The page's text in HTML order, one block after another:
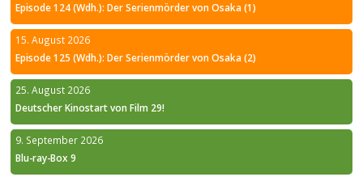
Episode 124 (Wdh.): Der Serienmörder von Osaka (1)
15. August 2026
Episode 125 (Wdh.): Der Serienmörder von Osaka (2)
25. August 2026
Deutscher Kinostart von Film 29!
9. September 2026
Blu-ray-Box 9